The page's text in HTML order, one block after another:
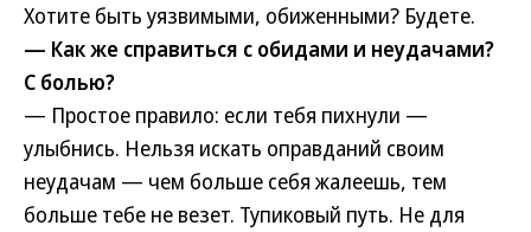
Хотите быть уязвимыми, обиженными? Будете.
— Как же справиться с обидами и неудачами?
С болью?
— Простое правило: если тебя пихнули —
улыбнись. Нельзя искать оправданий своим
неудачам — чем больше себя жалеешь, тем
больше тебе не везет. Тупиковый путь. Не для